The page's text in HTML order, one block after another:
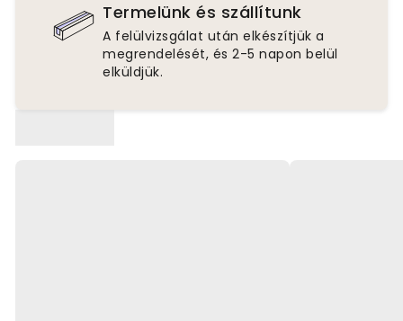
Termelünk és szállítunk
A felülvizsgálat után elkészítjük a
megrendelését, és 2-5 napon belül
elküldjük.